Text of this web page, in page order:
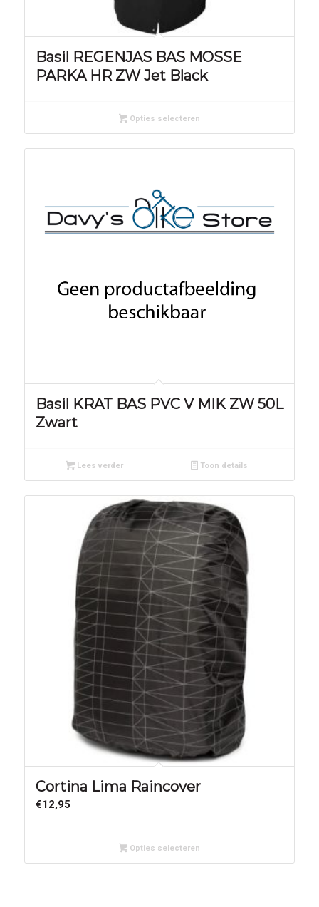
Basil REGENJAS BAS MOSSE
PARKA HR ZW Jet Black
Opties selecteren
Basil KRAT BAS PVC V MIK ZW 50L
Zwart
Lees verder Toon details
Cortina Lima Raincover
€12,95
Opties selecteren